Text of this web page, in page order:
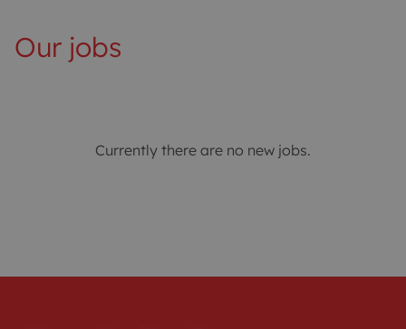
Our jobs
Currently there are no new jobs.